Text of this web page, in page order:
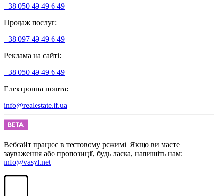
+38 050 49 49 6 49
Продаж послуг:
+38 097 49 49 6 49
Реклама на сайті:
+38 050 49 49 6 49
Електронна пошта:
info@realestate.if.ua
Вебсайт працює в тестовому режимі. Якщо ви маєте
зауваження або пропозиції, будь ласка, напишіть нам:
info@vasyl.net